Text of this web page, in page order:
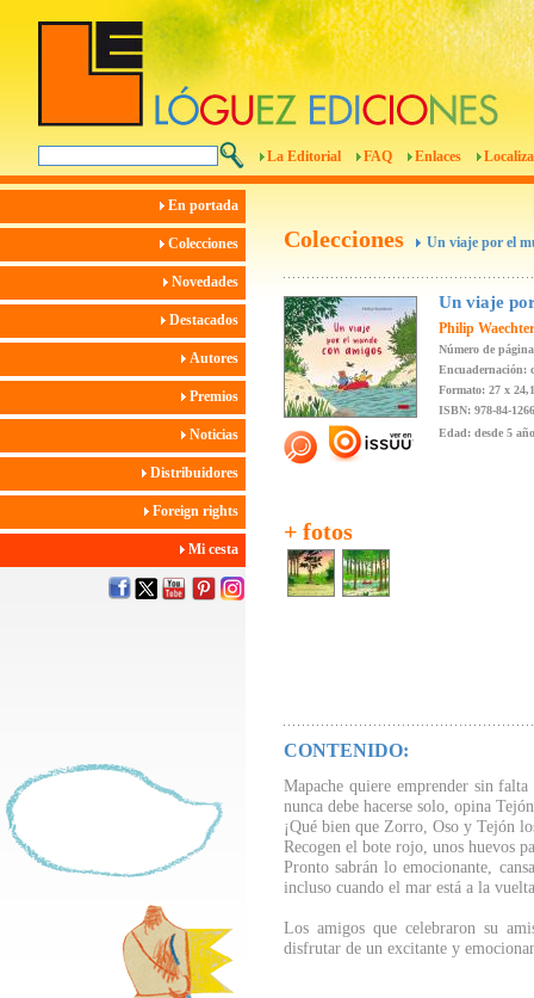
La Editorial FAQ Enlaces
En portada
Colecciones
Novedades
Destacados
Autores
Premios
Noticias
Distribuidores
Foreign rights
Mi cesta
Colecciones Un viaje por el
+ fotos
Un viaje
Philip Waechter
Número de
Encuadernación:
Formato: 27 x
ISBN: 978-84-
Edad: desde 5
CONTENIDO:
Mapache quiere emprender sin
nunca debe hacerse solo, opina
¡Qué bien que Zorro, Oso y Tejón
Recogen el bote rojo, unos huevos
Pronto sabrán lo emocionante,
incluso cuando el mar está a la
Los amigos que celebraron su
disfrutar de un excitante y